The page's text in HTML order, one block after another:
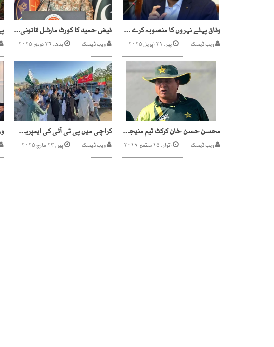
وفاق پہلے نہروں کا منصوبہ کرے ، پھر مذاکرات کریں گے ، میئرکراچی
ویب ڈیسک پیر, ۲۱ اپریل ۲۰۲۵
فیض حمید کا کورٹ مارشل قانونی اور عدالتی عمل ہے ،قیاس آرائیوں سے گریزکریں ،ترجمان پاک فوج
ویب ڈیسک بدھ, ۲۶ نومبر ۲۰۲۵
محسن حسن خان کرکٹ ٹیم منیجر کیلئے مضبوط امیدوار بن گئے
ویب ڈیسک اتوار, ۱۵ ستمبر ۲۰۱۹
کراچی میں پی ٹی آئی کی ایمپریس مارکیٹ سے مزار قائد تک ریلی
ویب ڈیسک پیر, ۲۴ مارچ ۲۰۲۵